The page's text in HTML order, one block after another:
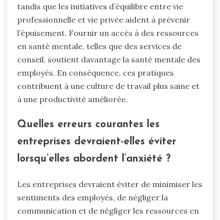
tandis que les initiatives d’équilibre entre vie
professionnelle et vie privée aident à prévenir
l’épuisement. Fournir un accès à des ressources
en santé mentale, telles que des services de
conseil, soutient davantage la santé mentale des
employés. En conséquence, ces pratiques
contribuent à une culture de travail plus saine et
à une productivité améliorée.
Quelles erreurs courantes les
entreprises devraient-elles éviter
lorsqu’elles abordent l’anxiété ?
Les entreprises devraient éviter de minimiser les
sentiments des employés, de négliger la
communication et de négliger les ressources en